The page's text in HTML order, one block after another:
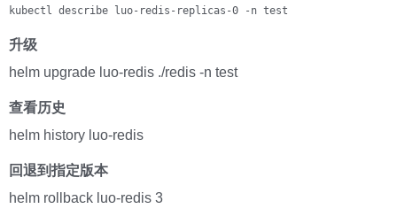
kubectl describe luo-redis-replicas-0 -n test
升级
helm upgrade luo-redis ./redis -n test
查看历史
helm history luo-redis
回退到指定版本
helm rollback luo-redis 3